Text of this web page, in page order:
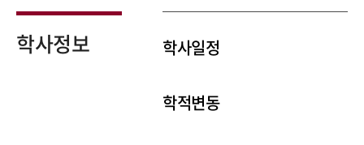
학사정보 학사일정
학적변동